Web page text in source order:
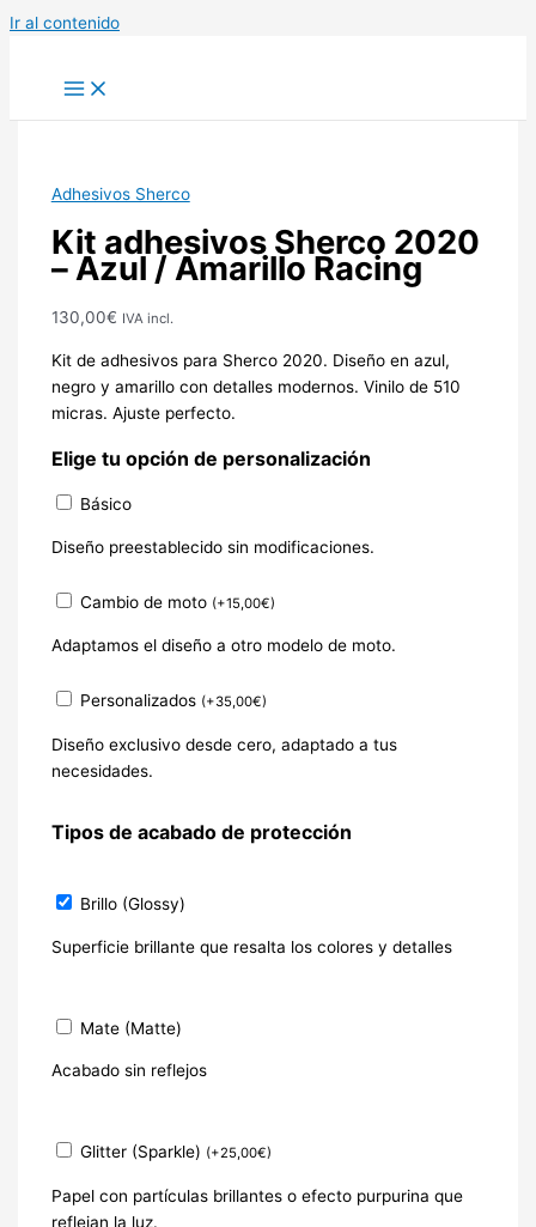
Ir al contenido
Adhesivos Sherco
Kit adhesivos Sherco 2020
– Azul / Amarillo Racing
130,00€ IVA incl.
Kit de adhesivos para Sherco 2020. Diseño en azul,
negro y amarillo con detalles modernos. Vinilo de 510
micras. Ajuste perfecto.
Elige tu opción de personalización
Básico
Diseño preestablecido sin modificaciones.
Cambio de moto (+15,00€)
Adaptamos el diseño a otro modelo de moto.
Personalizados (+35,00€)
Diseño exclusivo desde cero, adaptado a tus
necesidades.
Tipos de acabado de protección
Brillo (Glossy)
Superficie brillante que resalta los colores y detalles
Mate (Matte)
Acabado sin reflejos
Glitter (Sparkle) (+25,00€)
Papel con partículas brillantes o efecto purpurina que
reflejan la luz.